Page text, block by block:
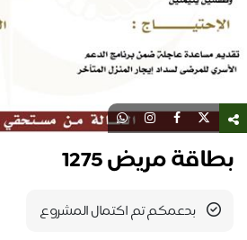
بطاقة مريض 1275
بدعمكم تم اكتمال المشروع